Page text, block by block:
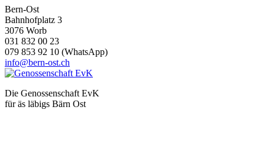
Bern-Ost
Bahnhofplatz 3
3076 Worb
031 832 00 23
079 853 92 10 (WhatsApp)
info@bern-ost.ch
Die Genossenschaft EvK
für äs läbigs Bärn Ost